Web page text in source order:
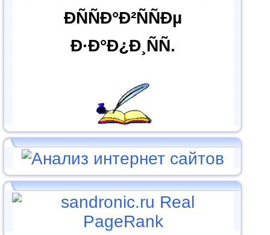
ÐÑÑÐ°Ð²ÑÑÐµ
Ð·Ð°Ð¿Ð¸ÑÑ.